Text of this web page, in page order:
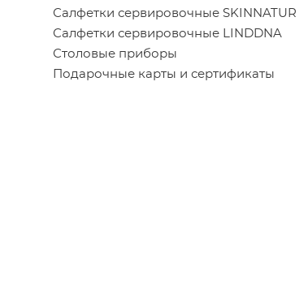
Салфетки сервировочные SKINNATUR
Салфетки сервировочные LINDDNA
Столовые приборы
Подарочные карты и сертификаты